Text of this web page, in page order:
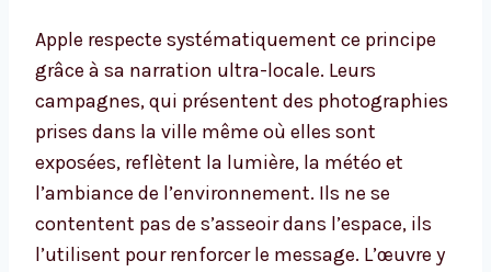
Apple respecte systématiquement ce principe
grâce à sa narration ultra-locale. Leurs
campagnes, qui présentent des photographies
prises dans la ville même où elles sont
exposées, reflètent la lumière, la météo et
l’ambiance de l’environnement. Ils ne se
contentent pas de s’asseoir dans l’espace, ils
l’utilisent pour renforcer le message. L’œuvre y